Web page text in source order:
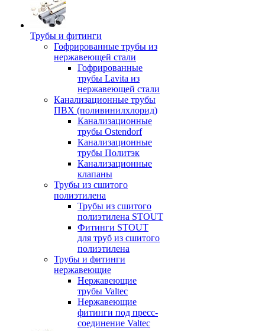
Трубы и фитинги
Гофрированные трубы из
нержавеющей стали
Гофрированные
трубы Lavita из
нержавеющей стали
Канализационные трубы
ПВХ (поливинилхлорид)
Канализационные
трубы Ostendorf
Канализационные
трубы Политэк
Канализационные
клапаны
Трубы из сшитого
полиэтилена
Трубы из сшитого
полиэтилена STOUT
Фитинги STOUT
для труб из сшитого
полиэтилена
Трубы и фитинги
нержавеющие
Нержавеющие
трубы Valtec
Нержавеющие
фитинги под пресс-
соединение Valtec